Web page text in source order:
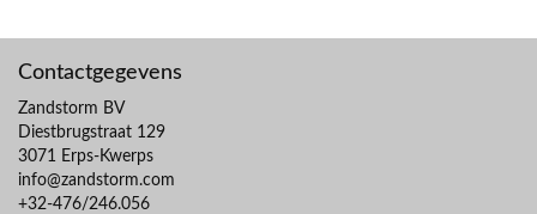
Contactgegevens
Zandstorm BV
Diestbrugstraat 129
3071 Erps-Kwerps
info@zandstorm.com
+32-476/246.056